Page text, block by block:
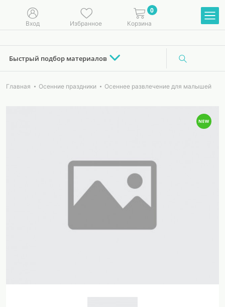
Вход Избранное
0
Корзина
Быстрый подбор материалов
Главная Осенние праздники Осеннее развлечение для малышей